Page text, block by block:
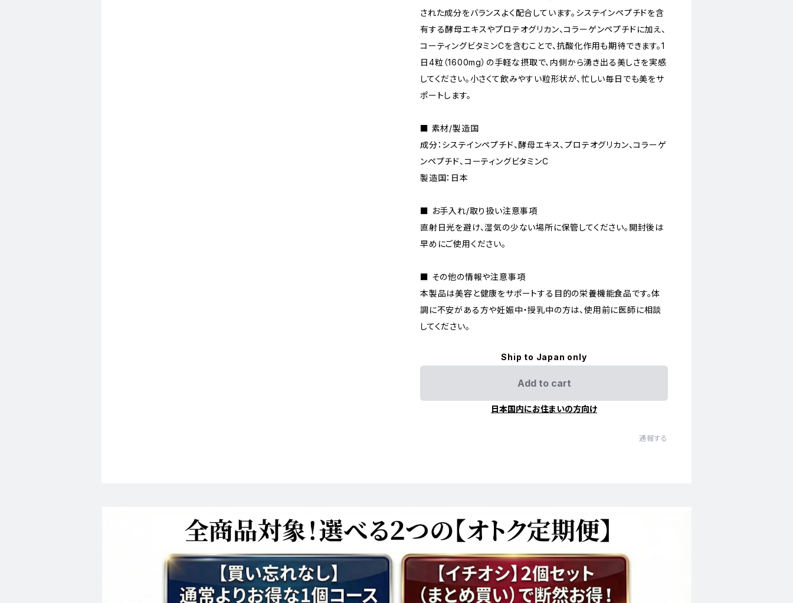
された成分をバランスよく配合しています。システインペプチドを含
有する酵母エキスやプロテオグリカン、コラーゲンペプチドに加え、
コーティングビタミンCを含むことで、抗酸化作用も期待できます。1
日4粒（1600mg）の手軽な摂取で、内側から湧き出る美しさを実感
してください。小さくて飲みやすい粒形状が、忙しい毎日でも美をサ
ポートします。
■ 素材/製造国
成分：システインペプチド、酵母エキス、プロテオグリカン、コラーゲ
ンペプチド、コーティングビタミンC
製造国：日本
■ お手入れ/取り扱い注意事項
直射日光を避け、湿気の少ない場所に保管してください。開封後は
早めにご使用ください。
■ その他の情報や注意事項
本製品は美容と健康をサポートする目的の栄養機能食品です。体
調に不安がある方や妊娠中・授乳中の方は、使用前に医師に相談
してください。
Ship to Japan only
Add to cart
日本国内にお住まいの方向け
通報する